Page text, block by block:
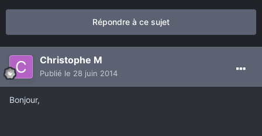
Répondre à ce sujet
Christophe M
Publié le 28 juin 2014
Bonjour,